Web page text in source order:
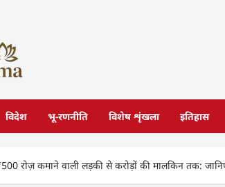
विदेश भू-रणनीति विशेष शृंखला इतिहास
रोज़ कमाने वाली लड़की से करोड़ों की मालकिन तक: